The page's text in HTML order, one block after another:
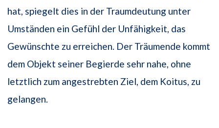
hat, spiegelt dies in der Traumdeutung unter
Umständen ein Gefühl der Unfähigkeit, das
Gewünschte zu erreichen. Der Träumende kommt
dem Objekt seiner Begierde sehr nahe, ohne
letztlich zum angestrebten Ziel, dem Koitus, zu
gelangen.